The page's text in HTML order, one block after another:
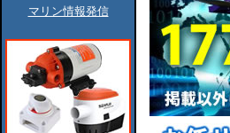
マリン情報発信